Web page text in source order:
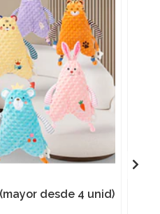
desde 4 unid)